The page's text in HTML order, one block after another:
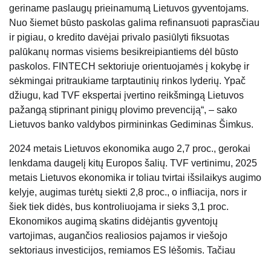
geriname paslaugų prieinamumą Lietuvos gyventojams.
Nuo šiemet būsto paskolas galima refinansuoti paprasčiau
ir pigiau, o kredito davėjai privalo pasiūlyti fiksuotas
palūkanų normas visiems besikreipiantiems dėl būsto
paskolos. FINTECH sektoriuje orientuojamės į kokybę ir
sėkmingai pritraukiame tarptautinių rinkos lyderių. Ypač
džiugu, kad TVF ekspertai įvertino reikšmingą Lietuvos
pažangą stiprinant pinigų plovimo prevenciją“, – sako
Lietuvos banko valdybos pirmininkas Gediminas Šimkus.
2024 metais Lietuvos ekonomika augo 2,7 proc., gerokai
lenkdama daugelį kitų Europos šalių. TVF vertinimu, 2025
metais Lietuvos ekonomika ir toliau tvirtai išsilaikys augimo
kelyje, augimas turėtų siekti 2,8 proc., o infliacija, nors ir
šiek tiek didės, bus kontroliuojama ir sieks 3,1 proc.
Ekonomikos augimą skatins didėjantis gyventojų
vartojimas, augančios realiosios pajamos ir viešojo
sektoriaus investicijos, remiamos ES lėšomis. Tačiau